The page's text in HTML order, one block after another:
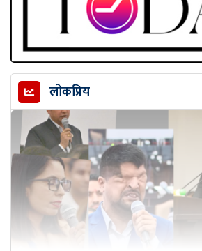
लोकप्रिय